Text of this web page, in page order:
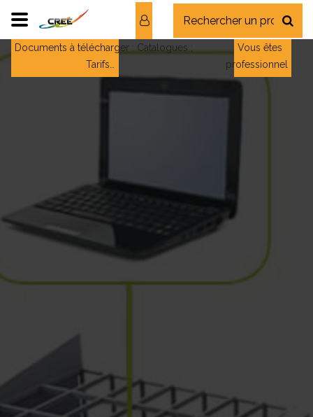
Documents à télécharger : Catalogues ;
Tarifs…
Vous êtes
professionnel